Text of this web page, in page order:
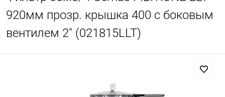
920мм прозр. крышка 400 с боковым
вентилем 2" (021815LLT)